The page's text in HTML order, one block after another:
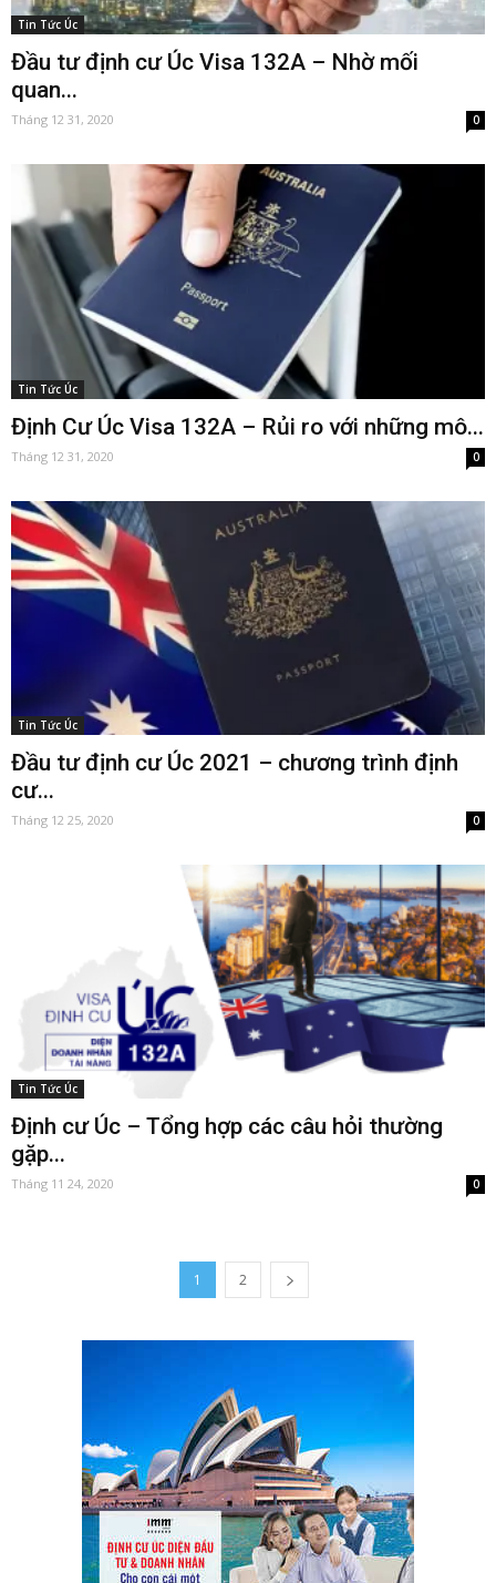
Tin Tức Úc
Đầu tư định cư Úc Visa 132A – Nhờ mối
quan...
Tháng 12 31, 2020 0
Tin Tức Úc
Định Cư Úc Visa 132A – Rủi ro với những mô...
Tháng 12 31, 2020 0
Tin Tức Úc
Đầu tư định cư Úc 2021 – chương trình định
cư...
Tháng 12 25, 2020 0
Tin Tức Úc
Định cư Úc – Tổng hợp các câu hỏi thường
gặp...
Tháng 11 24, 2020 0
1 2